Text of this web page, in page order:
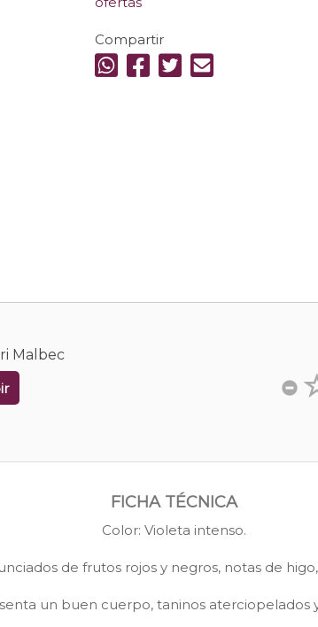
Compartir
Malbec
FICHA TÉCNICA
Color: Violeta intenso.
de frutos rojos y negros, notas de
un buen cuerpo, taninos aterciopelados